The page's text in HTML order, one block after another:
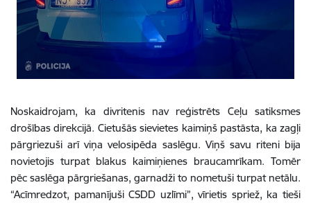
Noskaidrojam, ka divritenis nav reģistrēts Ceļu satiksmes
drošības direkcijā. Cietušās sievietes kaimiņš pastāsta, ka zagļi
pārgriezuši arī viņa velosipēda saslēgu. Viņš savu riteni bija
novietojis turpat blakus kaimiņienes braucamrīkam. Tomēr
pēc saslēga pārgriešanas, garnadži to nometuši turpat netālu.
“Acīmredzot, pamanījuši CSDD uzlīmi”, vīrietis spriež, ka tieši